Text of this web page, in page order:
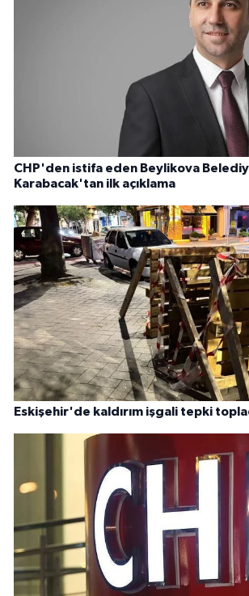
CHP'den istifa eden Beylikova
Karabacak'tan ilk açıklama
Eskişehir'de kaldırım işgali tepki